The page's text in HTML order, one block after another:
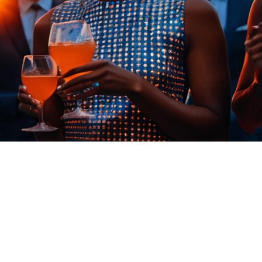
Wirtschaftspolitische Agenda
FAQ Zertifizierung